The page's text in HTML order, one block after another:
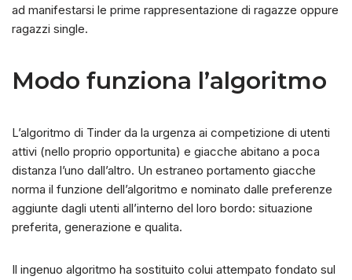
ad manifestarsi le prime rappresentazione di ragazze oppure
ragazzi single.
Modo funziona l’algoritmo
L’algoritmo di Tinder da la urgenza ai competizione di utenti
attivi (nello proprio opportunita) e giacche abitano a poca
distanza l’uno dall’altro. Un estraneo portamento giacche
norma il funzione dell’algoritmo e nominato dalle preferenze
aggiunte dagli utenti all’interno del loro bordo: situazione
preferita, generazione e qualita.
Il ingenuo algoritmo ha sostituito colui attempato fondato sul